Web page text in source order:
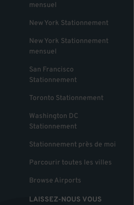
mensuel
New York Stationnement
New York Stationnement
mensuel
San Francisco
Stationnement
Toronto Stationnement
Washington DC
Stationnement
Stationnement près de moi
Parcourir toutes les villes
Browse Airports
LAISSEZ-NOUS VOUS